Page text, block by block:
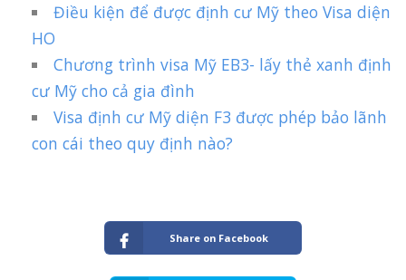
Điều kiện để được định cư Mỹ theo Visa diện
HO
Chương trình visa Mỹ EB3- lấy thẻ xanh định
cư Mỹ cho cả gia đình
Visa định cư Mỹ diện F3 được phép bảo lãnh
con cái theo quy định nào?
Share on Facebook